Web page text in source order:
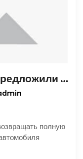
Многодетным семьям предложили возвращать полную стоимость утильсбора при покупке автомобиля
полную